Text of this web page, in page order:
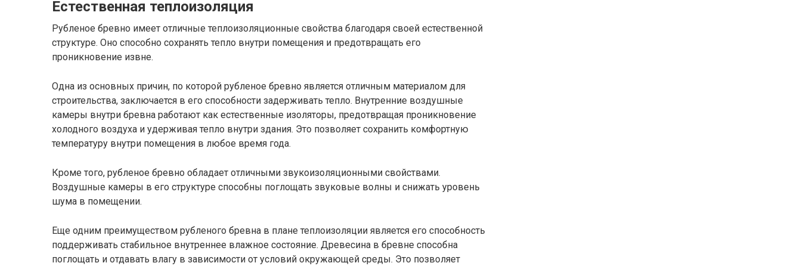
Естественная теплоизоляция
Рубленое бревно имеет отличные теплоизоляционные свойства благодаря своей естественной
структуре. Оно способно сохранять тепло внутри помещения и предотвращать его
проникновение извне.
Одна из основных причин, по которой рубленое бревно является отличным материалом для
строительства, заключается в его способности задерживать тепло. Внутренние воздушные
камеры внутри бревна работают как естественные изоляторы, предотвращая проникновение
холодного воздуха и удерживая тепло внутри здания. Это позволяет сохранить комфортную
температуру внутри помещения в любое время года.
Кроме того, рубленое бревно обладает отличными звукоизоляционными свойствами.
Воздушные камеры в его структуре способны поглощать звуковые волны и снижать уровень
шума в помещении.
Еще одним преимуществом рубленого бревна в плане теплоизоляции является его способность
поддерживать стабильное внутреннее влажное состояние. Древесина в бревне способна
поглощать и отдавать влагу в зависимости от условий окружающей среды. Это позволяет